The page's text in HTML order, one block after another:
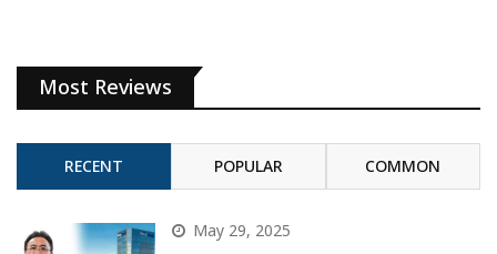
Most Reviews
RECENT POPULAR COMMON
May 29, 2025